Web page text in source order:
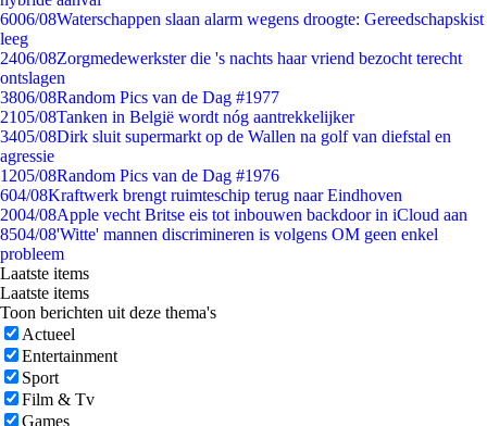
6006/08Waterschappen slaan alarm wegens droogte: Gereedschapskist
leeg
2406/08Zorgmedewerkster die 's nachts haar vriend bezocht terecht
ontslagen
3806/08Random Pics van de Dag #1977
2105/08Tanken in België wordt nóg aantrekkelijker
3405/08Dirk sluit supermarkt op de Wallen na golf van diefstal en
agressie
1205/08Random Pics van de Dag #1976
604/08Kraftwerk brengt ruimteschip terug naar Eindhoven
2004/08Apple vecht Britse eis tot inbouwen backdoor in iCloud aan
8504/08'Witte' mannen discrimineren is volgens OM geen enkel
probleem
Laatste items
Laatste items
Toon berichten uit deze thema's
Actueel
Entertainment
Sport
Film & Tv
Games